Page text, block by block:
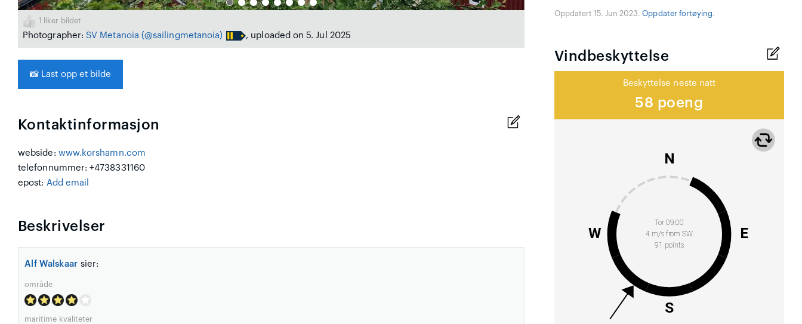
1 liker bildet
Photographer: SV Metanoia (@sailingmetanoia) , uploaded on 5. Jul 2025
📸 Last opp et bilde
Kontaktinformasjon
webside: www.korshamn.com
telefonnummer: +4738331160
epost: Add email
Beskrivelser
Alf Walskaar sier:
område
maritime kvaliteter
Oppdatert 15. Jun 2023.Oppdater fortøying.
Vindbeskyttelse
Beskyttelse neste natt
58 poeng
Tor 09:00
4 m/s from SW
91 points
N
E
S
W